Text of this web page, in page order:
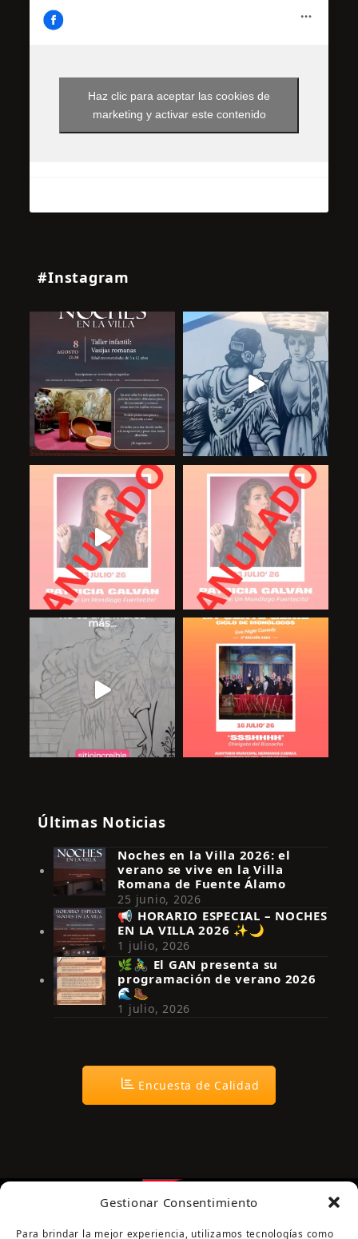
Gestionar Consentimiento
Para brindar la mejor experiencia, utilizamos tecnologías como
Haz clic para aceptar las cookies de
marketing y activar este contenido
#Instagram
Síguenos en Instagram
Últimas Noticias
Noches en la Villa 2026: el
verano se vive en la Villa
Romana de Fuente Álamo
25 junio, 2026
📢 HORARIO ESPECIAL – NOCHES
EN LA VILLA 2026 ✨🌙
1 julio, 2026
🌿🚴‍♂️ El GAN presenta su
programación de verano 2026
🌊🥾
1 julio, 2026
Encuesta de Calidad